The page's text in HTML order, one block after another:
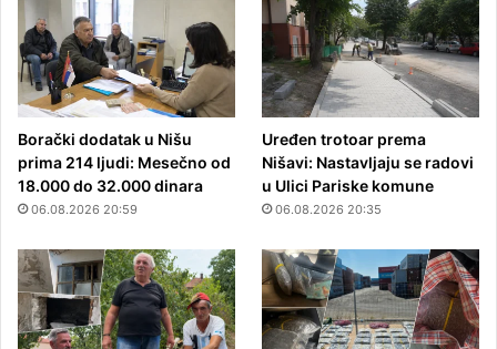
Borački dodatak u Nišu
prima 214 ljudi: Mesečno od
18.000 do 32.000 dinara
06.08.2026 20:59
Uređen trotoar prema
Nišavi: Nastavljaju se radovi
u Ulici Pariske komune
06.08.2026 20:35